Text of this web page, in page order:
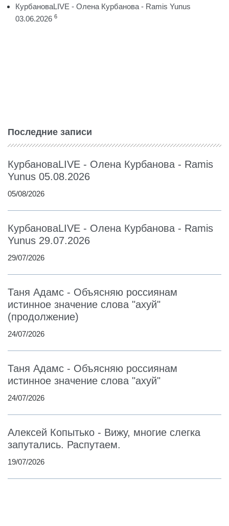
КурбановаLIVE - Олена Курбанова - Ramis Yunus
03.06.2026 6
Последние записи
КурбановаLIVE - Олена Курбанова - Ramis
Yunus 05.08.2026
05/08/2026
КурбановаLIVE - Олена Курбанова - Ramis
Yunus 29.07.2026
29/07/2026
Таня Адамс - Объясняю россиянам
истинное значение слова "ахуй"
(продолжение)
24/07/2026
Таня Адамс - Объясняю россиянам
истинное значение слова "ахуй"
24/07/2026
Алексей Копытько - Вижу, многие слегка
запутались. Распутаем.
19/07/2026